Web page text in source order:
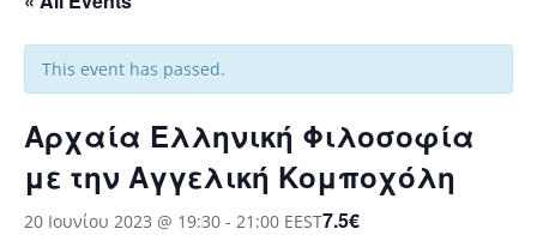
This event has passed.
Aρχαία Ελληνική Φιλοσοφία
με την Αγγελική Κομποχόλη
20 Ιουνίου 2023 @ 19:30 - 21:00 EEST7.5€